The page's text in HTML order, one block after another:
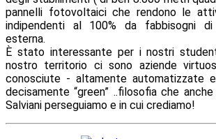
pannelli fotovoltaici che rendono le
indipendenti al 100% da fabbisogni
esterna.
È stato interessante per i nostri
nostro territorio ci sono aziende
conosciute - altamente automatizzate
decisamente “green” ..filosofia che
Salviani perseguiamo e in cui crediamo!